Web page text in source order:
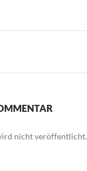
nicht veröffentlicht.